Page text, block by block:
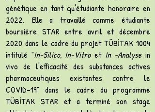
génétique en tant qu'étudiante honoraire en
2022. Elle a travaillé comme étudiante
boursière STAR entre avril et décembre
2020 dans le cadre du projet TÜBİTAK 1004
intitulé "In-Silico, In-VitroetIn -Analyse in
vivo de l'efficacité des substances actives
pharmaceutiques existantes contre le
COVID-19" dans le cadre du programme
TÜBİTAK STAR et a terminé son stage